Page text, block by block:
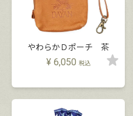
やわらかＤポーチ 茶
¥ 6,050 税込